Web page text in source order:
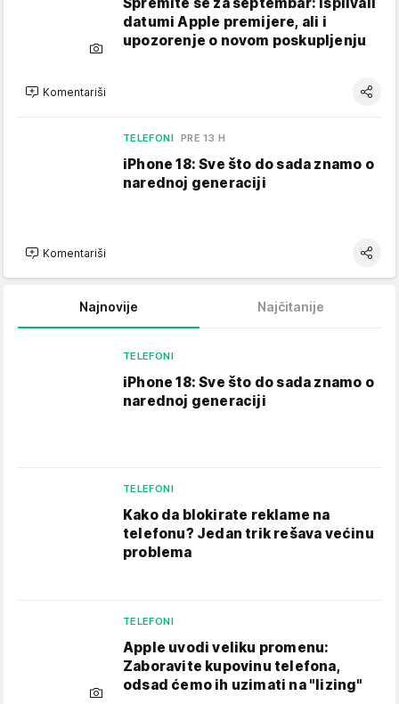
Spremite se za septembar: Isplivali
datumi Apple premijere, ali i
upozorenje o novom poskupljenju
Komentariši
TELEFONI PRE 13 H
iPhone 18: Sve što do sada znamo o
narednoj generaciji
Komentariši
Najnovije Najčitanije
TELEFONI
iPhone 18: Sve što do sada znamo o
narednoj generaciji
TELEFONI
Kako da blokirate reklame na
telefonu​? Jedan trik rešava većinu
problema
TELEFONI
Apple uvodi veliku promenu:
Zaboravite kupovinu telefona,
odsad ćemo ih uzimati na "lizing"